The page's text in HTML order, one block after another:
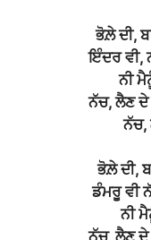
ਭੋਲ਼ੇ ਦੀ,
ਇੰਦਰ ਵੀ,
ਨੀ
ਨੱਚ, ਲੈਣ ਦੇ
ਨੱਚ,
ਭੋਲ਼ੇ ਦੀ,
ਡੰਮਰੂ ਵੀ
ਨੀ